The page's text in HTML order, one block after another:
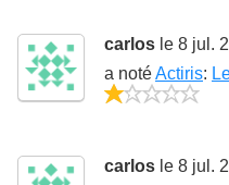
carlos le 8 jul.
a notéActiris:
carlos le 8 jul.